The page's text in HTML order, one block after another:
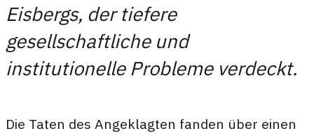
Eisbergs, der tiefere
gesellschaftliche und
institutionelle Probleme verdeckt.
Die Taten des Angeklagten fanden über einen